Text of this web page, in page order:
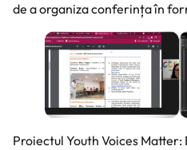
de a organiza conferința în
Proiectul Youth Voices